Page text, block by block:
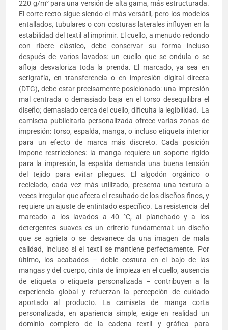
220 g/m² para una versión de alta gama, más estructurada.
El corte recto sigue siendo el más versátil, pero los modelos
entallados, tubulares o con costuras laterales influyen en la
estabilidad del textil al imprimir. El cuello, a menudo redondo
con ribete elástico, debe conservar su forma incluso
después de varios lavados: un cuello que se ondula o se
afloja desvaloriza toda la prenda. El marcado, ya sea en
serigrafía, en transferencia o en impresión digital directa
(DTG), debe estar precisamente posicionado: una impresión
mal centrada o demasiado baja en el torso desequilibra el
diseño; demasiado cerca del cuello, dificulta la legibilidad. La
camiseta publicitaria personalizada ofrece varias zonas de
impresión: torso, espalda, manga, o incluso etiqueta interior
para un efecto de marca más discreto. Cada posición
impone restricciones: la manga requiere un soporte rígido
para la impresión, la espalda demanda una buena tensión
del tejido para evitar pliegues. El algodón orgánico o
reciclado, cada vez más utilizado, presenta una textura a
veces irregular que afecta el resultado de los diseños finos, y
requiere un ajuste de entintado específico. La resistencia del
marcado a los lavados a 40 °C, al planchado y a los
detergentes suaves es un criterio fundamental: un diseño
que se agrieta o se desvanece da una imagen de mala
calidad, incluso si el textil se mantiene perfectamente. Por
último, los acabados – doble costura en el bajo de las
mangas y del cuerpo, cinta de limpieza en el cuello, ausencia
de etiqueta o etiqueta personalizada – contribuyen a la
experiencia global y refuerzan la percepción de cuidado
aportado al producto. La camiseta de manga corta
personalizada, en apariencia simple, exige en realidad un
dominio completo de la cadena textil y gráfica para